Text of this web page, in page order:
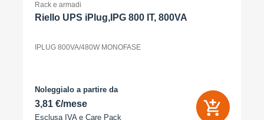
Rack e armadi
Riello UPS iPlug,IPG 800 IT, 800VA
IPLUG 800VA/480W MONOFASE
Noleggialo a partire da
3,81 €/mese
Esclusa IVA e Care Pack